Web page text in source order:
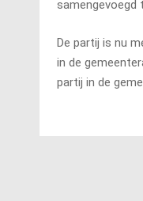
samengevoegd
De partij is nu
in de
partij in de